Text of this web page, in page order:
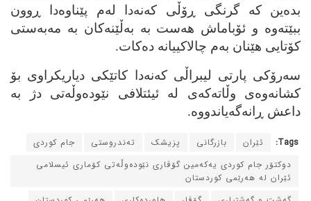
بده‌ین که‌ گرنگی ڕۆڵی که‌نه‌دا له‌م پێناوه‌دا ڕوون
ببێته‌وه‌ و ئۆباماش هه‌ست به‌ به‌ڵێنه‌کان به‌ مه‌به‌ستی
کۆتایی هێنان به‌م چالاکییانه‌ ده‌کات.
سه‌رۆکی پارتی لیبراڵی که‌نه‌دا کاتێکی دیاریکراوی بۆ
کشانه‌وه‌ی وڵاته‌که‌ی له‌ ئیئتلافی نێوده‌وڵه‌تی دژ به‌
داعش ڕانه‌گه‌یاندووه‌.
Tags: ئێران بازرگانی پزیشک ته‌ندروستی
جام کوردی
دوکتۆر جام کوردی یه‌که‌مین گۆڤاری نێوده‌وڵه‌تی کۆماری ئیسلامی
ئێران له‌ هه‌رێمی کوردستان